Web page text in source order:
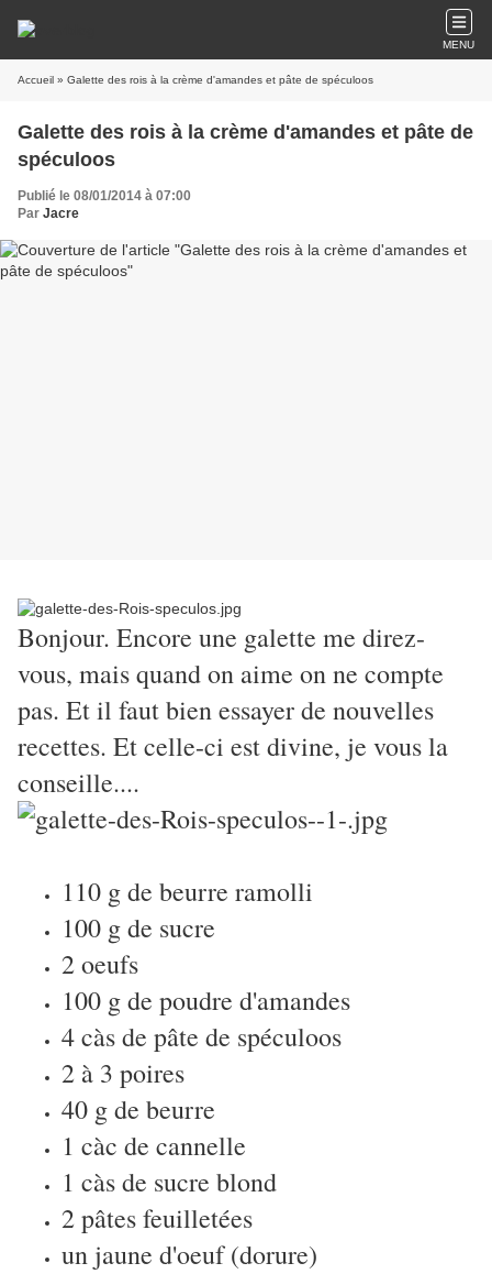
MENU
Accueil » Galette des rois à la crème d'amandes et pâte de spéculoos
Galette des rois à la crème d'amandes et pâte de
spéculoos
Publié le 08/01/2014 à 07:00
Par Jacre
Bonjour. Encore une galette me direz-
vous, mais quand on aime on ne compte
pas. Et il faut bien essayer de nouvelles
recettes. Et celle-ci est divine, je vous la
conseille....
110 g de beurre ramolli
100 g de sucre
2 oeufs
100 g de poudre d'amandes
4 càs de pâte de spéculoos
2 à 3 poires
40 g de beurre
1 càc de cannelle
1 càs de sucre blond
2 pâtes feuilletées
un jaune d'oeuf (dorure)